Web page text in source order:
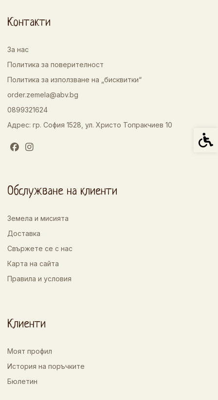
Контакти
За нас
Политика за поверителност
Политика за използване на „бисквитки“
order.zemela@abv.bg
0899321624
Адрес: гр. София 1528, ул. Христо Топракчиев 10
Обслужване на клиенти
Земела и мисията
Доставка
Свържете се с нас
Карта на сайта
Правила и условия
Клиенти
Моят профил
История на поръчките
Бюлетин